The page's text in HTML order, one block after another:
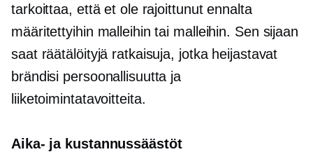
tarkoittaa, että et ole rajoittunut ennalta
määritettyihin malleihin tai malleihin. Sen sijaan
saat räätälöityjä ratkaisuja, jotka heijastavat
brändisi persoonallisuutta ja
liiketoimintatavoitteita.
Aika- ja kustannussäästöt